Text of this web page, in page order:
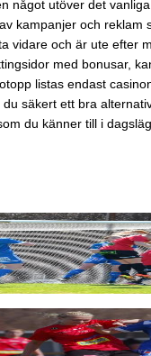
något utöver det
kampanjer och reklam
vidare och är ute efter
med bonusar,
listas endast
säkert ett bra
du känner till i
QBIK